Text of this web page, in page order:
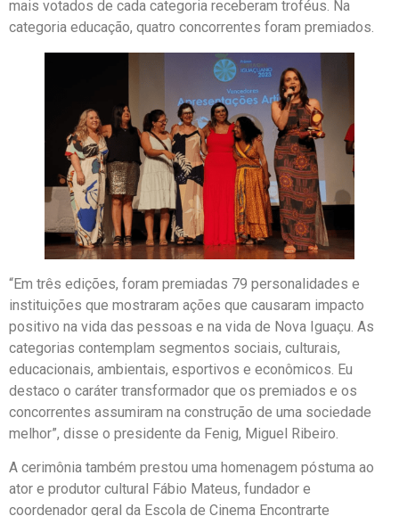
mais votados de cada categoria receberam troféus. Na
categoria educação, quatro concorrentes foram premiados.
“Em três edições, foram premiadas 79 personalidades e
instituições que mostraram ações que causaram impacto
positivo na vida das pessoas e na vida de Nova Iguaçu. As
categorias contemplam segmentos sociais, culturais,
educacionais, ambientais, esportivos e econômicos. Eu
destaco o caráter transformador que os premiados e os
concorrentes assumiram na construção de uma sociedade
melhor”, disse o presidente da Fenig, Miguel Ribeiro.
A cerimônia também prestou uma homenagem póstuma ao
ator e produtor cultural Fábio Mateus, fundador e
coordenador geral da Escola de Cinema Encontrarte